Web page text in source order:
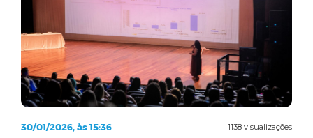
1138 visualizações
30/01/2026, às 15:36